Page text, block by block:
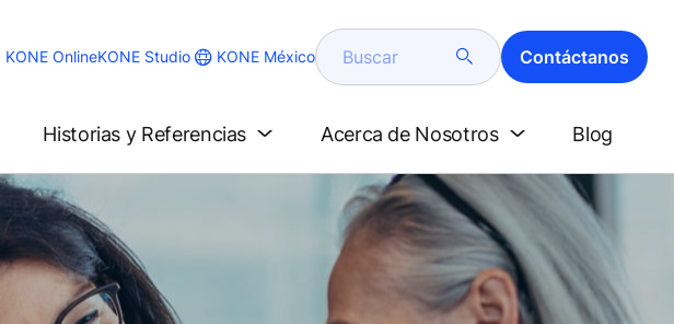
KONE OnlineKONE Studio KONE México Buscar Contáctanos
Historias y Referencias Acerca de Nosotros Blog